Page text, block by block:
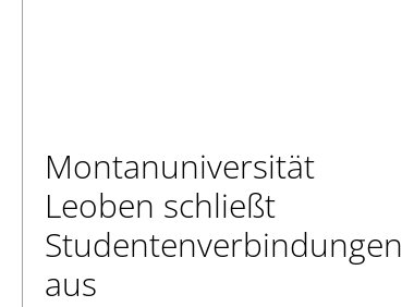
Montanuniversität
Leoben schließt
Studentenverbindungen
aus